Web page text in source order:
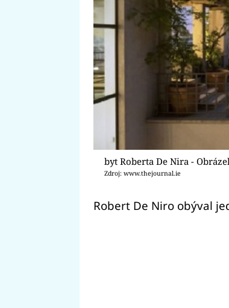
byt Roberta De Nira -
Zdroj: www.thejournal.ie
Robert De Niro obýval